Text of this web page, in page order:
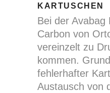
KARTUSCHEN
Bei der Avabag
Carbon von
vereinzelt zu
kommen.
fehlerhafter
Austausch von